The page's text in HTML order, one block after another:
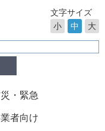
文字サイズ
小
中 大
・緊急
者向け